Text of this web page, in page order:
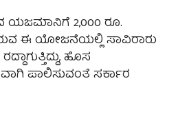
ಯಜಮಾನಿಗೆ 2,000 ರೂ.
ಈ ಯೋಜನೆಯಲ್ಲಿ ಸಾವಿರಾರು
ಹೊಸ
ಪಾಲಿಸುವಂತೆ ಸರ್ಕಾರ